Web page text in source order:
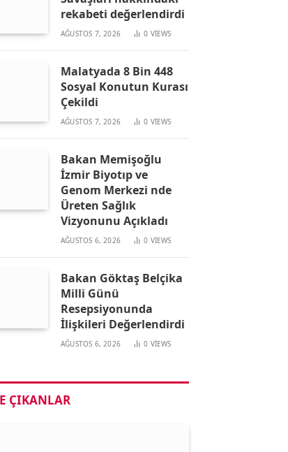
rekabeti değerlendirdi
AĞUSTOS 7, 2026 0 VIEWS
Malatyada 8 Bin 448
Sosyal Konutun Kurası
Çekildi
AĞUSTOS 7, 2026 0 VIEWS
Bakan Memişoğlu
İzmir Biyotıp ve
Genom Merkezi nde
Üreten Sağlık
Vizyonunu Açıkladı
AĞUSTOS 6, 2026 0 VIEWS
Bakan Göktaş Belçika
Milli Günü
Resepsiyonunda
İlişkileri Değerlendirdi
AĞUSTOS 6, 2026 0 VIEWS
ÇIKANLAR